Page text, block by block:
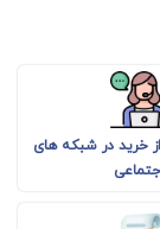
خرید در شبکه های